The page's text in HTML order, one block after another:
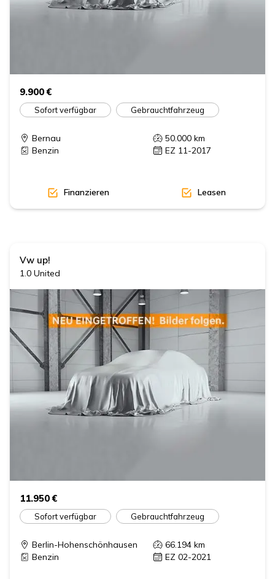
9.900 €
Sofort verfügbar Gebrauchtfahrzeug
Bernau 50.000 km
Benzin
EZ 11-2017
Finanzieren Leasen
Vw up!
1.0 United
11.950 €
Sofort verfügbar Gebrauchtfahrzeug
Berlin-Hohenschönhausen 66.194 km
Benzin
EZ 02-2021